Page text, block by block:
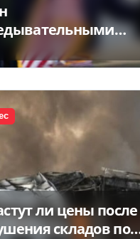
между
и США
вырос, —
ли цены после
складов под